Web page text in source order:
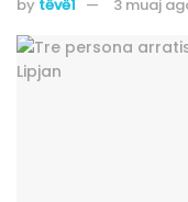
by tëvë1 3 muaj